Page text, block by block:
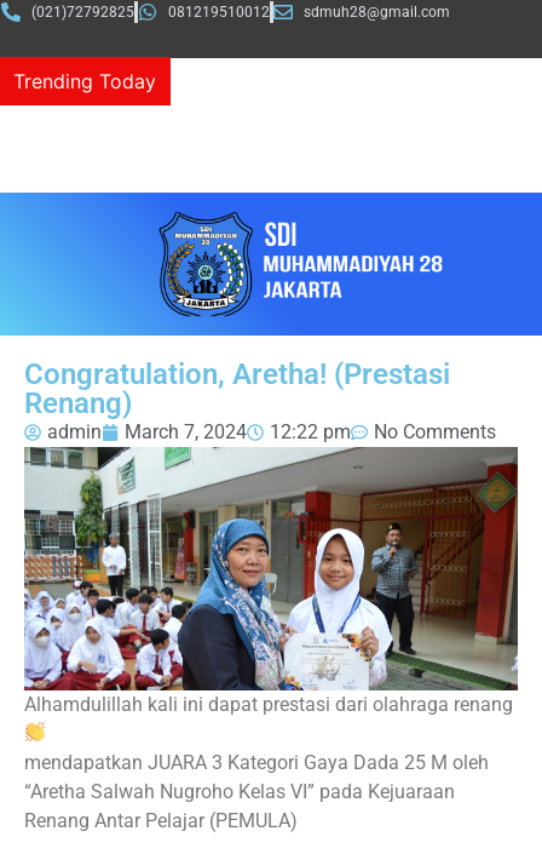
(021)72792825 081219510012 sdmuh28@gmail.com
Trending Today
Congratulation, Aretha! (Prestasi
Renang)
admin March 7, 2024 12:22 pm No Comments
Alhamdulillah kali ini dapat prestasi dari olahraga renang
mendapatkan JUARA 3 Kategori Gaya Dada 25 M oleh
“Aretha Salwah Nugroho Kelas VI” pada Kejuaraan
Renang Antar Pelajar (PEMULA)